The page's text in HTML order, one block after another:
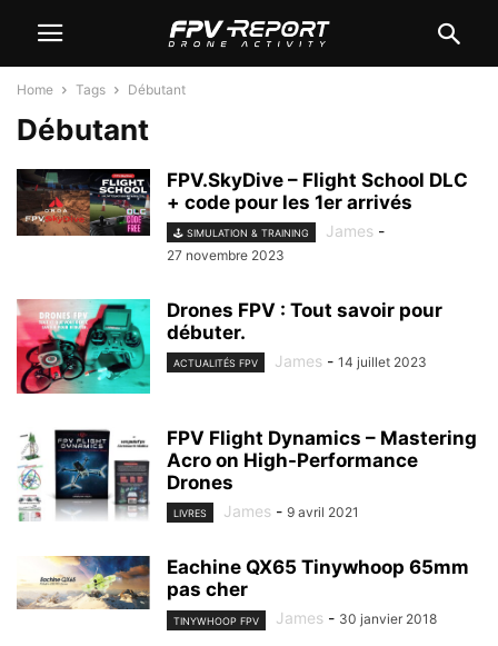
Home Tags Débutant
Débutant
FPV.SkyDive – Flight School DLC
+ code pour les 1er arrivés
🕹️ SIMULATION & TRAINING James -
27 novembre 2023
Drones FPV : Tout savoir pour
débuter.
ACTUALITÉS FPV James - 14 juillet 2023
FPV Flight Dynamics – Mastering
Acro on High-Performance
Drones
LIVRES James - 9 avril 2021
Eachine QX65 Tinywhoop 65mm
pas cher
TINYWHOOP FPV James - 30 janvier 2018